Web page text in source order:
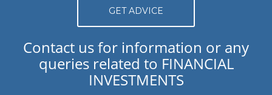
GET ADVICE
Contact us for information or any
queries related to FINANCIAL
INVESTMENTS